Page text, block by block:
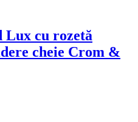
Lux cu rozetă
cheie Crom &